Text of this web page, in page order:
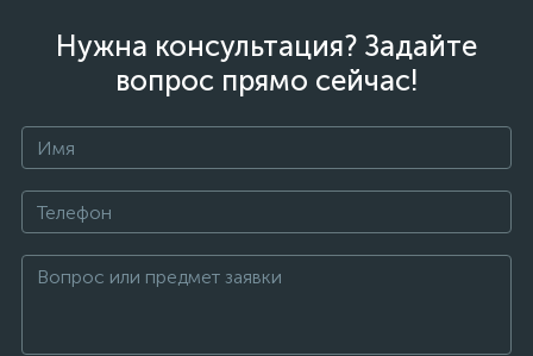
Нужна консультация? Задайте
вопрос прямо сейчас!